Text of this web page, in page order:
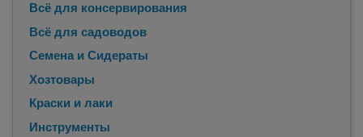
Всё для консервирования
Всё для садоводов
Семена и Сидераты
Хозтовары
Краски и лаки
Инструменты